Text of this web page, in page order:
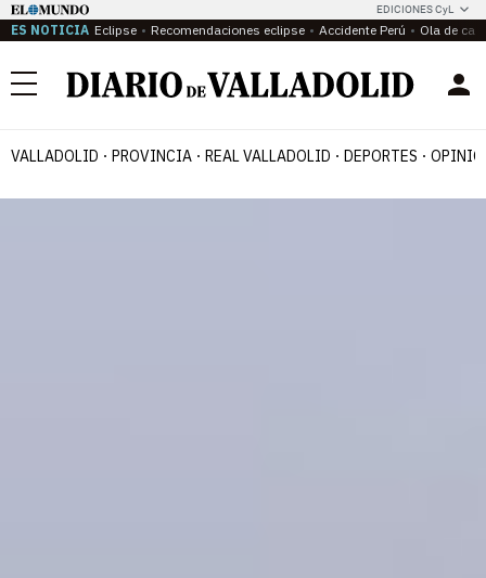
EDICIONES CyL
ES NOTICIA Eclipse Recomendaciones eclipse Accidente Perú Ola de
Menú
VALLADOLID PROVINCIA REAL VALLADOLID DEPORTES